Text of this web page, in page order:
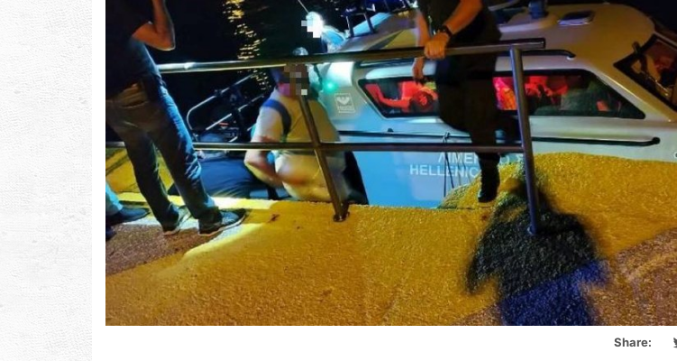
Share: